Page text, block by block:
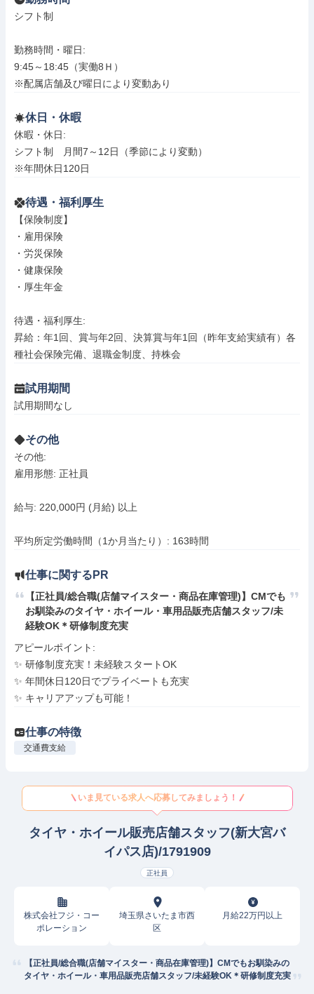
シフト制
勤務時間・曜日:
9:45～18:45（実働8Ｈ）
※配属店舗及び曜日により変動あり
休日・休暇
休暇・休日:
シフト制　月間7～12日（季節により変動）
※年間休日120日
待遇・福利厚生
【保険制度】
・雇用保険
・労災保険
・健康保険
・厚生年金
待遇・福利厚生:
昇給：年1回、賞与年2回、決算賞与年1回（昨年支給実績有）各
種社会保険完備、退職金制度、持株会
試用期間
試用期間なし
その他
その他:
雇用形態: 正社員
給与: 220,000円 (月給) 以上
平均所定労働時間（1か月当たり）: 163時間
仕事に関するPR
【正社員/総合職(店舗マイスター・商品在庫管理)】CMでも
お馴染みのタイヤ・ホイール・車用品販売店舗スタッフ/未
経験OK＊研修制度充実
アピールポイント:
✨ 研修制度充実！未経験スタートOK
✨ 年間休日120日でプライベートも充実
✨ キャリアアップも可能！
仕事の特徴
交通費支給
いま見ている求人へ応募してみましょう！
タイヤ・ホイール販売店舗スタッフ(新大宮バ
イパス店)/1791909
正社員
株式会社フジ・コー
ポレーション
埼玉県さいたま市西
区
月給22万円以上
【正社員/総合職(店舗マイスター・商品在庫管理)】CMでもお馴染みの
タイヤ・ホイール・車用品販売店舗スタッフ/未経験OK＊研修制度充実